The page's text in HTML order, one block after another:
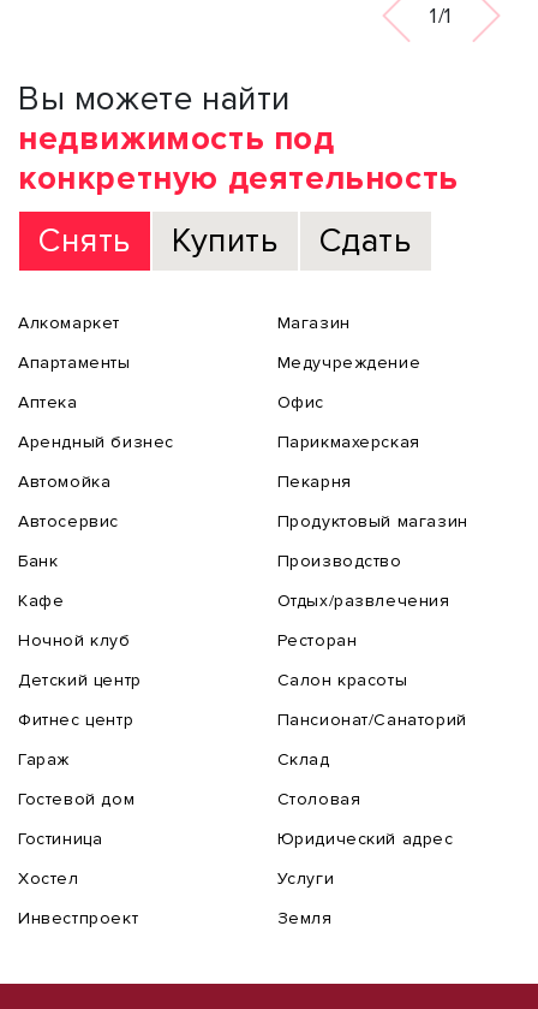
1/1
Вы можете найти
недвижимость под
конкретную деятельность
Снять
Купить Сдать
Алкомаркет
Апартаменты
Аптека
Арендный бизнес
Автомойка
Автосервис
Банк
Кафе
Ночной клуб
Детский центр
Фитнес центр
Гараж
Гостевой дом
Гостиница
Хостел
Инвестпроект
Магазин
Медучреждение
Офис
Парикмахерская
Пекарня
Продуктовый магазин
Производство
Отдых/развлечения
Ресторан
Салон красоты
Пансионат/Санаторий
Склад
Столовая
Юридический адрес
Услуги
Земля